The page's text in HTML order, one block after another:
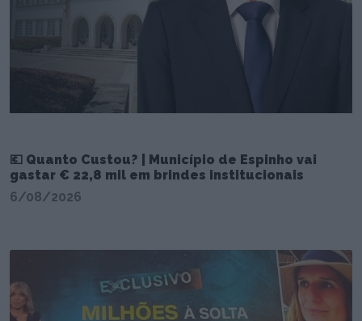
💶 Quanto Custou? | Município de Espinho vai
gastar € 22,8 mil em brindes institucionais
6/08/2026